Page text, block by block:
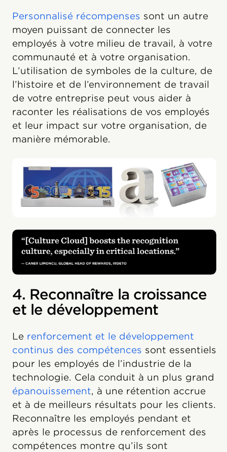
Personnalisé récompenses sont un autre
moyen puissant de connecter les
employés à votre milieu de travail, à votre
communauté et à votre organisation.
L’utilisation de symboles de la culture, de
l’histoire et de l’environnement de travail
de votre entreprise peut vous aider à
raconter les réalisations de vos employés
et leur impact sur votre organisation, de
manière mémorable.
4. Reconnaître la croissance
et le développement
Le renforcement et le développement
continus des compétences sont essentiels
pour les employés de l’industrie de la
technologie. Cela conduit à un plus grand
épanouissement, à une rétention accrue
et à de meilleurs résultats pour les clients.
Reconnaître les employés pendant et
après le processus de renforcement des
compétences montre qu’ils sont